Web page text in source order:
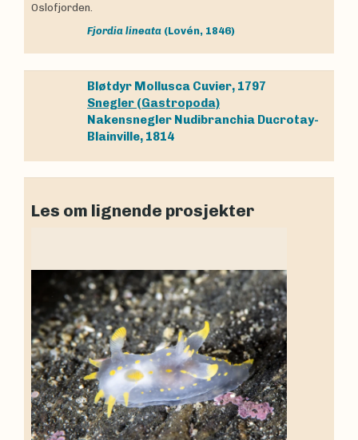
Oslofjorden.
Fjordia lineata (Lovén, 1846)
Bløtdyr Mollusca Cuvier, 1797
Snegler (Gastropoda)
Nakensnegler Nudibranchia Ducrotay-
Blainville, 1814
Les om lignende prosjekter